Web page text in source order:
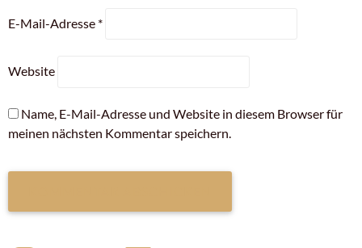
E-Mail-Adresse *
Website
Name, E-Mail-Adresse und Website in diesem Browser für
meinen nächsten Kommentar speichern.